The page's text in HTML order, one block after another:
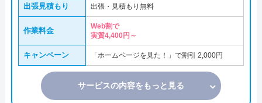
出張見積もり 出張・見積もり無料
作業料金
Web割で
実質4,400円～
キャンペーン 「ホームページを見た！」で割引 2,000円
サービスの内容をもっと見る